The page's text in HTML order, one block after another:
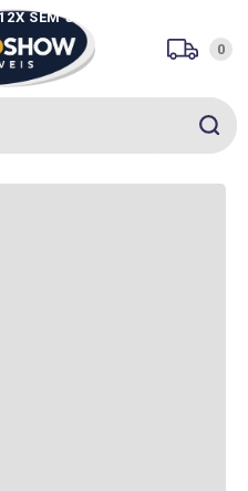
SEM JUROS
0